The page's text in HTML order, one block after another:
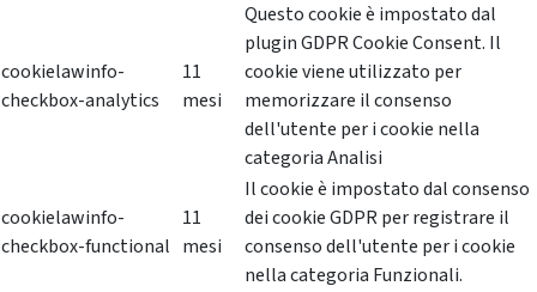
cookielawinfo-
checkbox-analytics
11
mesi
Questo cookie è impostato dal
plugin GDPR Cookie Consent. Il
cookie viene utilizzato per
memorizzare il consenso
dell'utente per i cookie nella
categoria Analisi
cookielawinfo-
checkbox-functional
11
mesi
Il cookie è impostato dal consenso
dei cookie GDPR per registrare il
consenso dell'utente per i cookie
nella categoria Funzionali.